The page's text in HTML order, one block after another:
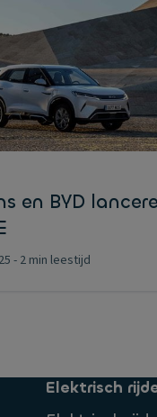
en BYD
- 2 min leestijd
Elektrisch